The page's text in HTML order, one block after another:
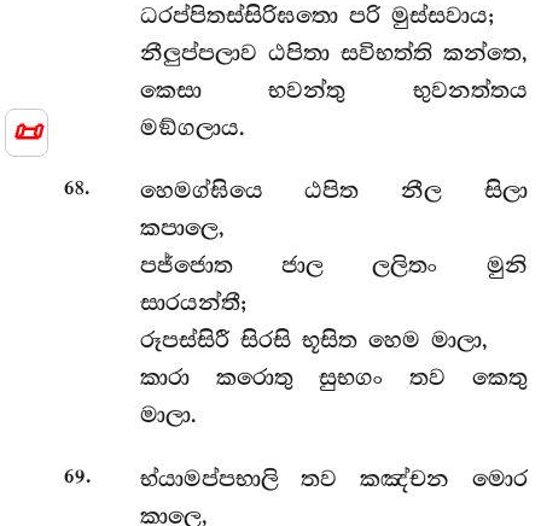
📜
ධරප්පිතස්සිරිඝතො පරි මුස්සවාය;
නීලුප්පලාව ඨපිතා සවිභත්ති කන්තෙ,
කෙසා භවන්තු භුවනත්තය
මඞ්ගලාය.
68.
හෙමග්ඝියෙ ඨපිත නීල සිලා
කපාලෙ,
පජ්ජොත ජාල ලලිතං මුනි
සාරයන්තී;
රූපස්සිරී සිරසි භූසිත හෙම මාලා,
කාරා කරොතු සුභගං තව කෙතු
මාලා.
69.
භ්යාමප්පභාලි තව කඤ්චන මොර
කාලෙ,